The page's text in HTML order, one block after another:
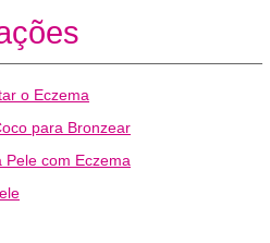
o Eczema
para Bronzear
com Eczema